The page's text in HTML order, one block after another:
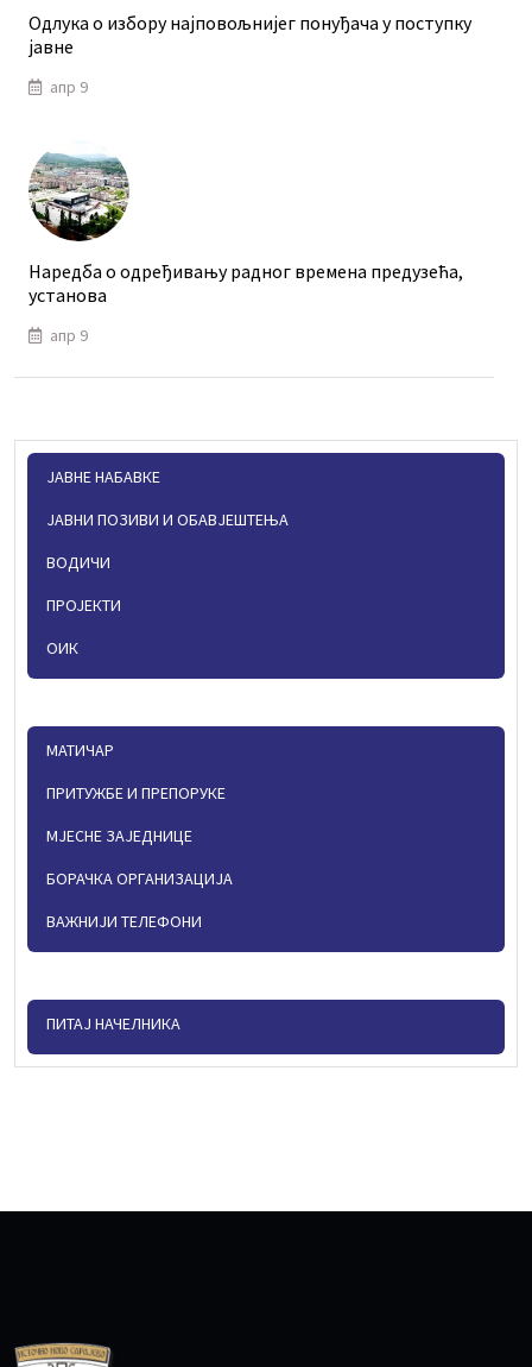
Одлука о избору најповољнијег понуђача у поступку
јавне
апр 9
Наредба о одређивању радног времена предузећа,
установа
апр 9
ЈАВНЕ НАБАВКЕ
ЈАВНИ ПОЗИВИ И ОБАВЈЕШТЕЊА
ВОДИЧИ
ПРОЈЕКТИ
ОИК
МАТИЧАР
ПРИТУЖБЕ И ПРЕПОРУКЕ
МЈЕСНЕ ЗАЈЕДНИЦЕ
БОРАЧКА ОРГАНИЗАЦИЈА
ВАЖНИЈИ ТЕЛЕФОНИ
ПИТАЈ НАЧЕЛНИКА